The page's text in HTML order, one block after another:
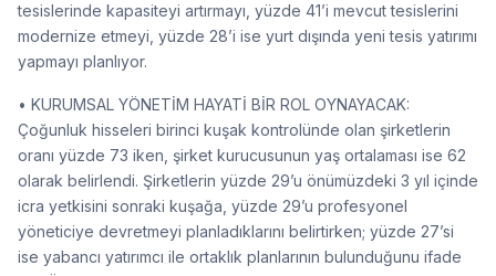
tesislerinde kapasiteyi artırmayı, yüzde 41’i mevcut tesislerini
modernize etmeyi, yüzde 28’i ise yurt dışında yeni tesis yatırımı
yapmayı planlıyor.
• KURUMSAL YÖNETİM HAYATİ BİR ROL OYNAYACAK:
Çoğunluk hisseleri birinci kuşak kontrolünde olan şirketlerin
oranı yüzde 73 iken, şirket kurucusunun yaş ortalaması ise 62
olarak belirlendi. Şirketlerin yüzde 29’u önümüzdeki 3 yıl içinde
icra yetkisini sonraki kuşağa, yüzde 29’u profesyonel
yöneticiye devretmeyi planladıklarını belirtirken; yüzde 27’si
ise yabancı yatırımcı ile ortaklık planlarının bulunduğunu ifade